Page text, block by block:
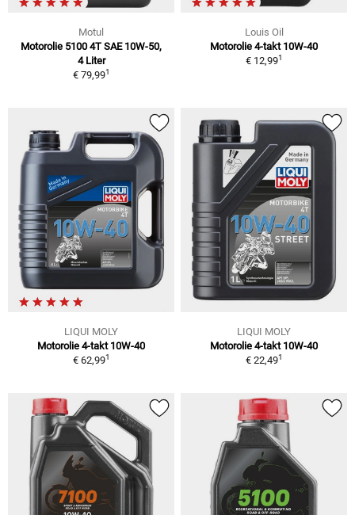
Motul
Motorolie 5100 4T SAE 10W-50,
4 Liter
€ 79,991
Louis Oil
Motorolie 4-takt 10W-40
€ 12,991
LIQUI MOLY
Motorolie 4-takt 10W-40
€ 62,991
LIQUI MOLY
Motorolie 4-takt 10W-40
€ 22,491